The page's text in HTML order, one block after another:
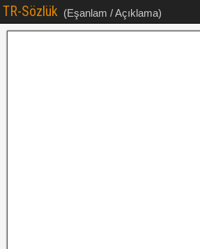
TR-Sözlük (Eşanlam / Açıklama)